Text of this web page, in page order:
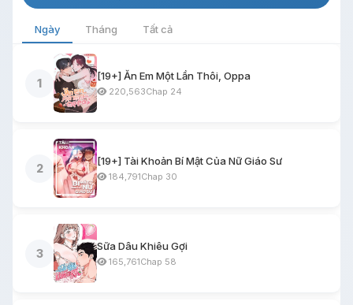
Ngày Tháng Tất cả
1
[19+] Ăn Em Một Lần Thôi, Oppa
220,563Chap 24
2
[19+] Tài Khoản Bí Mật Của Nữ Giáo Sư
184,791Chap 30
3
Sữa Dâu Khiêu Gợi
165,761Chap 58